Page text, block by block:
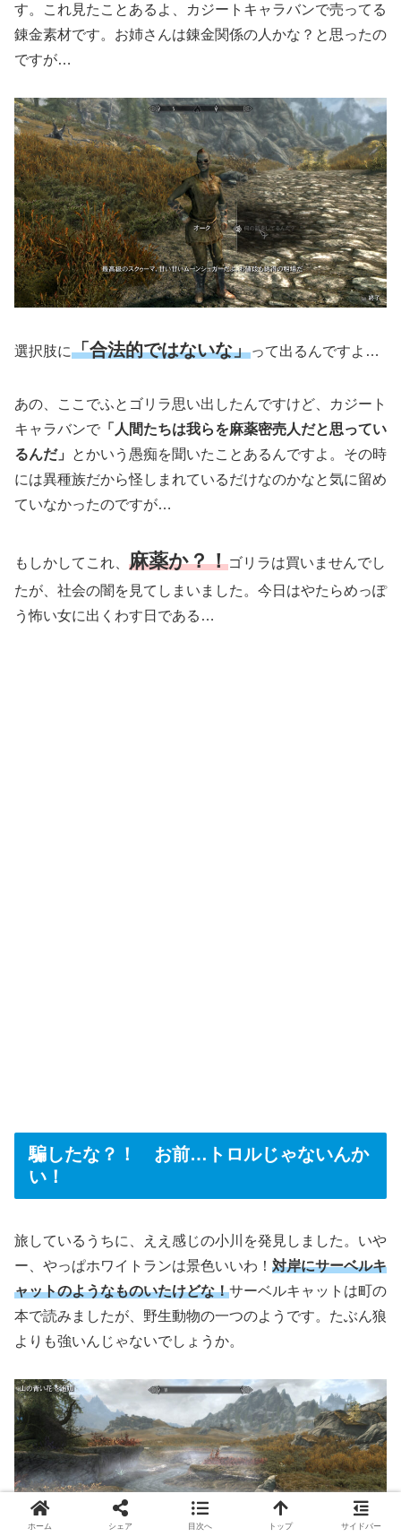
す。これ見たことあるよ、カジートキャラバンで売ってる
錬金素材です。お姉さんは錬金関係の人かな？と思ったの
ですが…
選択肢に「合法的ではないな」って出るんですよ…
あの、ここでふとゴリラ思い出したんですけど、カジート
キャラバンで 「人間たちは我らを麻薬密売人だと思ってい
るんだ」
とかいう愚痴を聞いたことあるんですよ。その時
には異種族だから怪しまれているだけなのかなと気に留め
ていなかったのですが…
もしかしてこれ、 麻薬か？！ゴリラは買いませんでし
たが、社会の闇を見てしまいました。今日はやたらめっぽ
う怖い女に出くわす日である…
騙したな？！ お前…トロルじゃないんか
い！
旅しているうちに、ええ感じの小川を発見しました。いや
ー、やっぱホワイトランは景色いいわ！ 対岸にサーベルキ
ャットのようなものいたけどな！サーベルキャットは町の
本で読みましたが、野生動物の一つのようです。たぶん狼
よりも強いんじゃないでしょうか。
ホーム シェア 目次へ トップ サイドバー